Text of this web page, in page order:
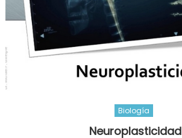
Biología
Neuroplasticidad